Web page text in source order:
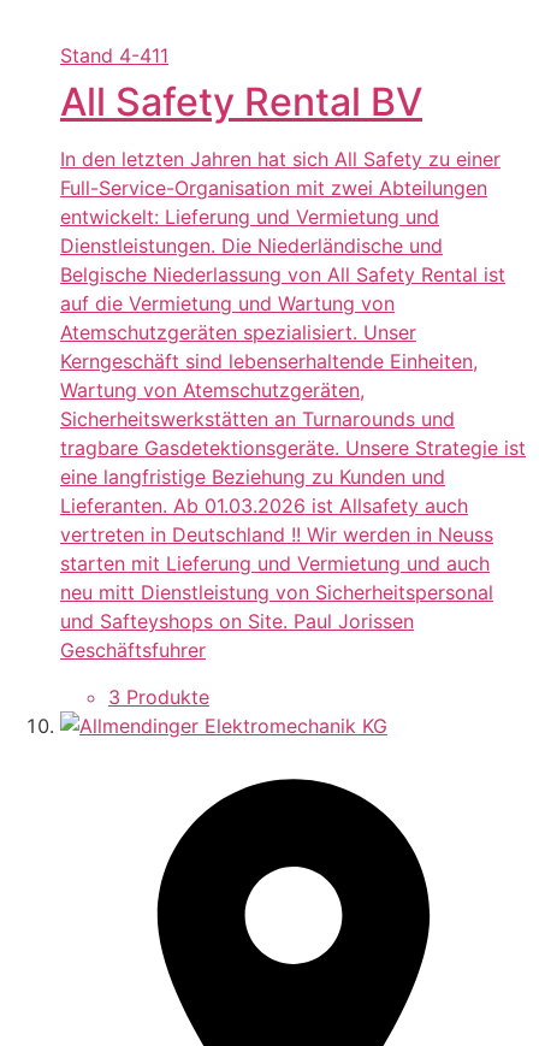
Stand 4-411
All Safety Rental BV
In den letzten Jahren hat sich All Safety zu einer
Full-Service-Organisation mit zwei Abteilungen
entwickelt: Lieferung und Vermietung und
Dienstleistungen. Die Niederländische und
Belgische Niederlassung von All Safety Rental ist
auf die Vermietung und Wartung von
Atemschutzgeräten spezialisiert. Unser
Kerngeschäft sind lebenserhaltende Einheiten,
Wartung von Atemschutzgeräten,
Sicherheitswerkstätten an Turnarounds und
tragbare Gasdetektionsgeräte. Unsere Strategie ist
eine langfristige Beziehung zu Kunden und
Lieferanten. Ab 01.03.2026 ist Allsafety auch
vertreten in Deutschland !! Wir werden in Neuss
starten mit Lieferung und Vermietung und auch
neu mitt Dienstleistung von Sicherheitspersonal
und Safteyshops on Site. Paul Jorissen
Geschäftsfuhrer
3 Produkte